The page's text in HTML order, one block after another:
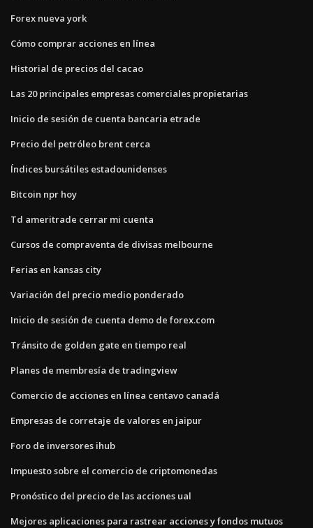
Forex nueva york
Cómo comprar acciones en línea
Historial de precios del cacao
Las 20 principales empresas comerciales propietarias
Inicio de sesión de cuenta bancaria etrade
Precio del petróleo brent cerca
Índices bursátiles estadounidenses
Bitcoin npr hoy
Td ameritrade cerrar mi cuenta
Cursos de compraventa de divisas melbourne
Ferias en kansas city
Variación del precio medio ponderado
Inicio de sesión de cuenta demo de forex.com
Tránsito de golden gate en tiempo real
Planes de membresía de tradingview
Comercio de acciones en línea centavo canadá
Empresas de corretaje de valores en jaipur
Foro de inversores ihub
Impuesto sobre el comercio de criptomonedas
Pronóstico del precio de las acciones ual
Mejores aplicaciones para rastrear acciones y fondos mutuos